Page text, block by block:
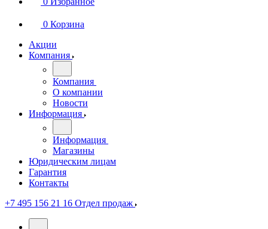
0 Корзина
Акции
Компания
Компания
О компании
Новости
Информация
Информация
Магазины
Юридическим лицам
Гарантия
Контакты
+7 495 156 21 16 Отдел продаж